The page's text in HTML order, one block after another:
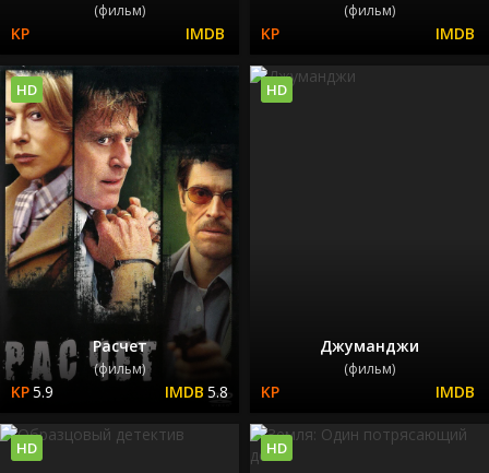
(фильм) (фильм)
Расчет
(фильм)
5.9 5.8
HD
Джуманджи
(фильм)
HD
HD HD